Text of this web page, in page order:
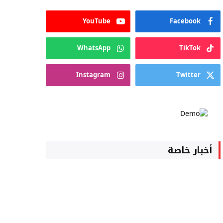
Facebook
YouTube
TikTok
WhatsApp
Twitter
Instagram
أخبار خاصة